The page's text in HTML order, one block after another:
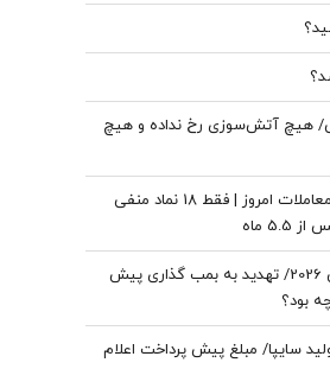
هیچ آتش‌سوزی رخ نداده و هیچ
ورود 9 همت پول به بورس در معاملات امروز | فقط 18 نماد منفی
ماه
نقشه ترور مسی در جام جهانی 2026/ تهدید به بمب گذاری پیش
بود؟
سایپا/ مبلغ پیش پرداخت اعلام